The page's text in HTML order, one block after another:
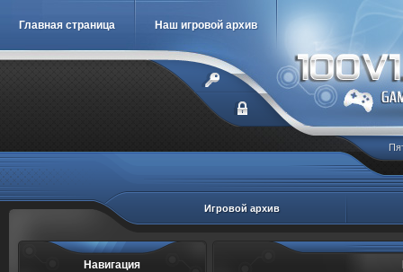
Главная страница Наш игровой архив
Игровой архив
Навигация